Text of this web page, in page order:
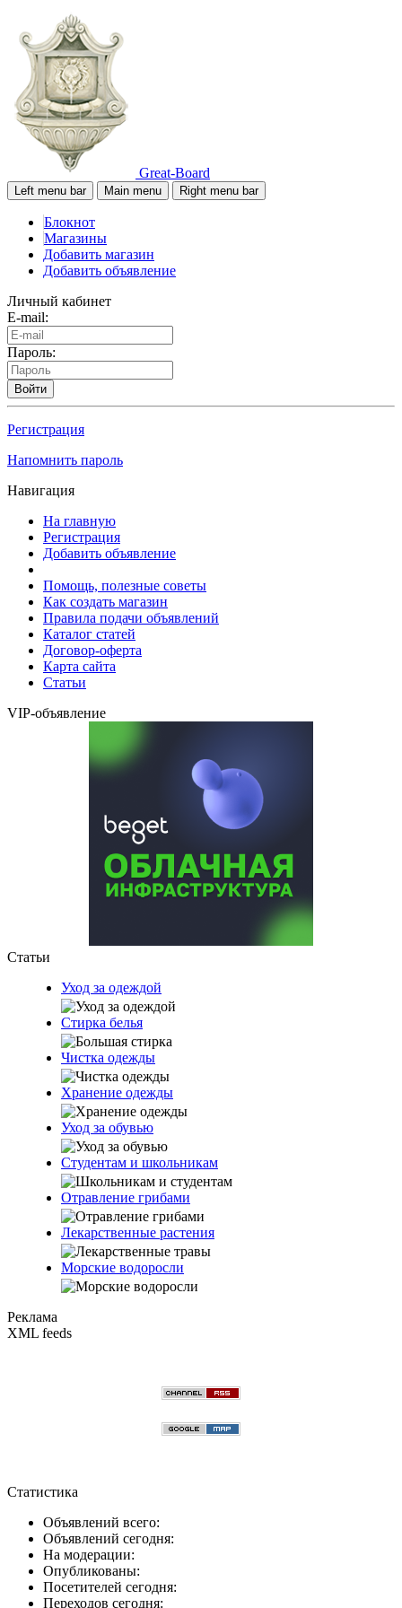
Great-Board
Left menu bar Main menu Right menu bar
Блокнот
Магазины
Добавить магазин
Добавить объявление
Личный кабинет
E-mail:
Пароль:
Войти
Регистрация
Напомнить пароль
Навигация
На главную
Регистрация
Добавить объявление
Помощь, полезные советы
Как создать магазин
Правила подачи объявлений
Каталог статей
Договор-оферта
Карта сайта
Статьи
VIP-объявление
Статьи
Уход за одеждой
Стирка белья
Чистка одежды
Хранение одежды
Уход за обувью
Студентам и школьникам
Отравление грибами
Лекарственные растения
Морские водоросли
Реклама
XML feeds
Статистика
Объявлений всего:
Объявлений сегодня:
На модерации:
Опубликованы:
Посетителей сегодня:
Переходов сегодня: